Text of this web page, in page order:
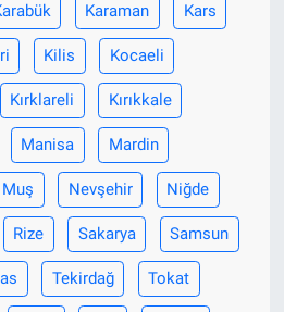
Karaman Kars
Kilis Kocaeli
Kırklareli Kırıkkale
Manisa Mardin
Muş Nevşehir Niğde
Rize Sakarya Samsun
Tekirdağ Tokat